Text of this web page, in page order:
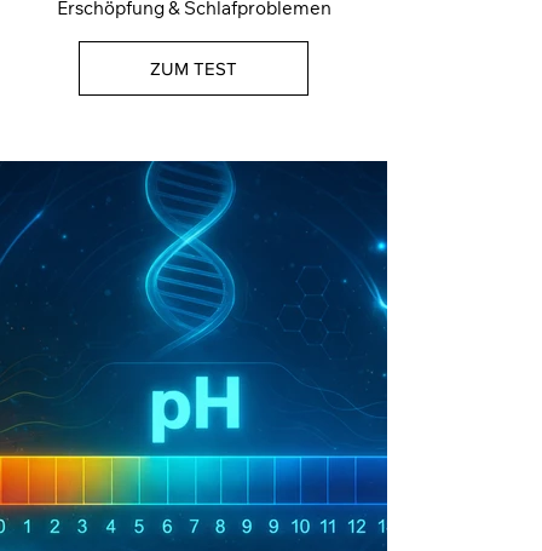
Erschöpfung & Schlafproblemen
ZUM TEST